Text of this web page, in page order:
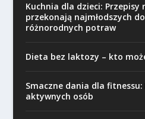
Kuchnia dla dzieci:
przekonają najmłodszych
różnorodnych potraw
Dieta bez laktozy – kto
Smaczne dania dla
aktywnych osób